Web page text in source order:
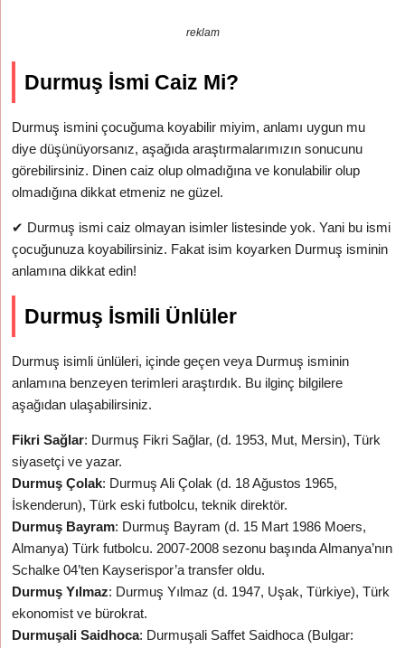
reklam
Durmuş İsmi Caiz Mi?
Durmuş ismini çocuğuma koyabilir miyim, anlamı uygun mu
diye düşünüyorsanız, aşağıda araştırmalarımızın sonucunu
görebilirsiniz. Dinen caiz olup olmadığına ve konulabilir olup
olmadığına dikkat etmeniz ne güzel.
✔ Durmuş ismi caiz olmayan isimler listesinde yok. Yani bu ismi
çocuğunuza koyabilirsiniz. Fakat isim koyarken Durmuş isminin
anlamına dikkat edin!
Durmuş İsmili Ünlüler
Durmuş isimli ünlüleri, içinde geçen veya Durmuş isminin
anlamına benzeyen terimleri araştırdık. Bu ilginç bilgilere
aşağıdan ulaşabilirsiniz.
Fikri Sağlar: Durmuş Fikri Sağlar, (d. 1953, Mut, Mersin), Türk
siyasetçi ve yazar.
Durmuş Çolak: Durmuş Ali Çolak (d. 18 Ağustos 1965,
İskenderun), Türk eski futbolcu, teknik direktör.
Durmuş Bayram: Durmuş Bayram (d. 15 Mart 1986 Moers,
Almanya) Türk futbolcu. 2007-2008 sezonu başında Almanya’nın
Schalke 04’ten Kayserispor’a transfer oldu.
Durmuş Yılmaz: Durmuş Yılmaz (d. 1947, Uşak, Türkiye), Türk
ekonomist ve bürokrat.
Durmuşali Saidhoca: Durmuşali Saffet Saidhoca (Bulgar: